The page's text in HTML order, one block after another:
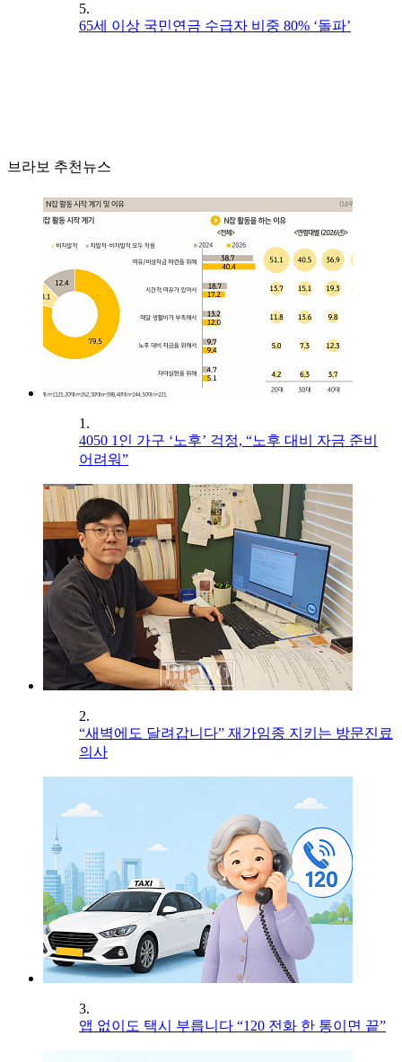
5.
65세 이상 국민연금 수급자 비중 80% ‘돌파’
브라보 추천뉴스
1.
4050 1인 가구 ‘노후’ 걱정, “노후 대비 자금 준비
어려워”
2.
“새벽에도 달려갑니다” 재가임종 지키는 방문진료
의사
3.
앱 없이도 택시 부릅니다 “120 전화 한 통이면 끝”